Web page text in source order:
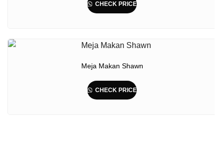
CHECK PRICE
Meja Makan Shawn
CHECK PRICE